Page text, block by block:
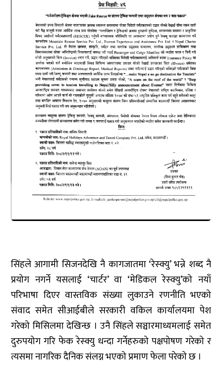
सिंहले आगामी सिजनदेखि नै कागजातमा ‘रेस्क्यु’ भन्ने शब्द नै
प्रयोग नगर्ने यसलाई ‘चार्टर’ वा ‘मेडिकल रेस्क्यु’को नयाँ
परिभाषा दिएर वास्तविक संख्या लुकाउने रणनीति भएको
संवाद समेत सीआईबीले सरकारी वकिल कार्यालयमा पेश
गरेको मिसिलमा देखिन्छ । उनै सिंहले सञ्चारमाध्यमलाई समेत
दुरुपयोग गरि फेक रेस्क्यु धन्दा गर्नेहरुको पक्षपोषण गरेको र
त्यसमा नागरिक दैनिक संलग्न भएको प्रमाण फेला परेको छ ।